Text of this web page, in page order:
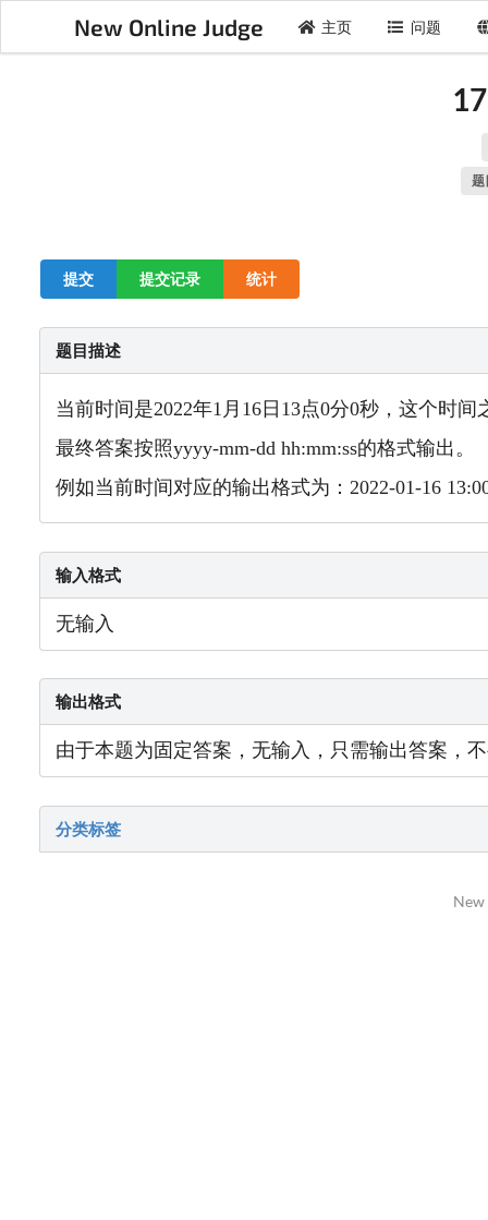
New Online Judge 主页 问题
题
提交 提交记录 统计
题目描述
当前时间是2022年1月16日13点0分0秒，这个时间
最终答案按照yyyy-mm-dd hh:mm:ss的格式输出。
例如当前时间对应的输出格式为：2022-01-16
输入格式
无输入
输出格式
由于本题为固定答案，无输入，只需输出答案，
分类标签